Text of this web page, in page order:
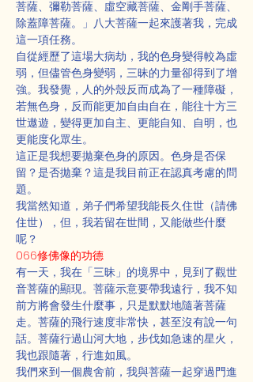
菩薩、彌勒菩薩、虛空藏菩薩、金剛手菩薩、
除蓋障菩薩。」八大菩薩一起來護著我，完成
這一項任務。
自從經歷了這場大病劫，我的色身變得較為虛
弱，但儘管色身變弱，三昧的力量卻得到了增
強。我發覺，人的外殼反而成為了一種障礙，
若無色身，反而能更加自由自在，能往十方三
世遨遊，變得更加自主、更能自知、自明，也
更能度化眾生。
這正是我想要拋棄色身的原因。色身是否保
留？是否拋棄？這是我目前正在認真考慮的問
題。
我當然知道，弟子們希望我能長久住世（請佛
住世），但，我若留在世間，又能做些什麼
呢？
066修佛像的功德
有一天，我在「三昧」的境界中，見到了觀世
音菩薩的顯現。菩薩示意要帶我遠行，我不知
前方將會發生什麼事，只是默默地隨著菩薩
走。菩薩的飛行速度非常快，甚至沒有說一句
話。菩薩行過山河大地，步伐如急速的星火，
我也跟隨著，行進如風。
我們來到一個農舍前，我與菩薩一起穿過門進